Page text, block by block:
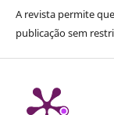
A revista permite
publicação sem